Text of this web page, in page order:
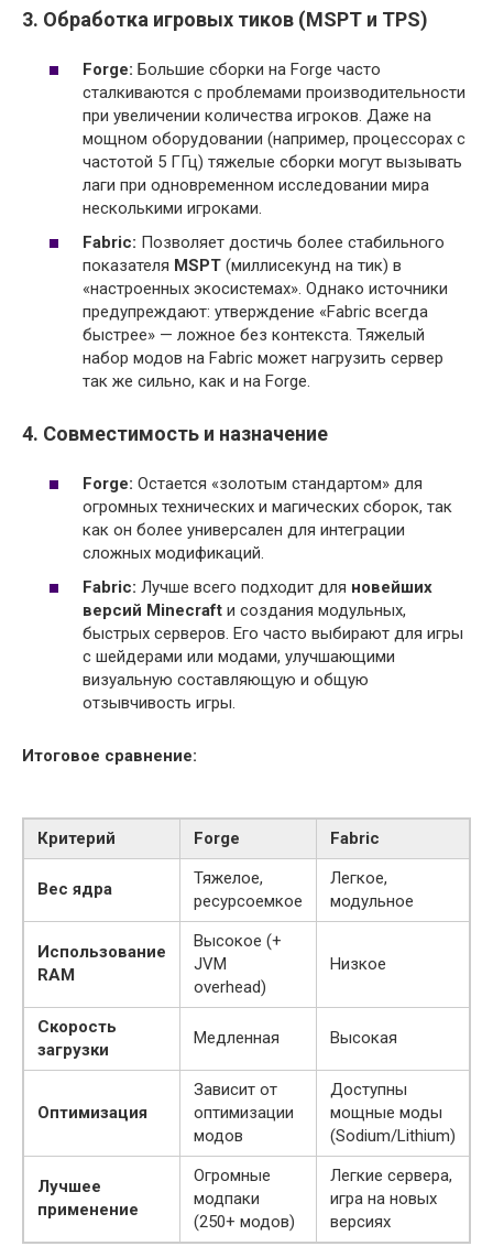
3. Обработка игровых тиков (MSPT и TPS)
Forge: Большие сборки на Forge часто
сталкиваются с проблемами производительности
при увеличении количества игроков. Даже на
мощном оборудовании (например, процессорах с
частотой 5 ГГц) тяжелые сборки могут вызывать
лаги при одновременном исследовании мира
несколькими игроками.
Fabric: Позволяет достичь более стабильного
показателя MSPT (миллисекунд на тик) в
«настроенных экосистемах». Однако источники
предупреждают: утверждение «Fabric всегда
быстрее» — ложное без контекста. Тяжелый
набор модов на Fabric может нагрузить сервер
так же сильно, как и на Forge.
4. Совместимость и назначение
Forge: Остается «золотым стандартом» для
огромных технических и магических сборок, так
как он более универсален для интеграции
сложных модификаций.
Fabric: Лучше всего подходит для новейших
версий Minecraft и создания модульных,
быстрых серверов. Его часто выбирают для игры
с шейдерами или модами, улучшающими
визуальную составляющую и общую
отзывчивость игры.
Итоговое сравнение:
Критерий Forge Fabric
Вес ядра
Тяжелое,
ресурсоемкое
Легкое,
модульное
Использование
RAM
Высокое (+
JVM
overhead)
Низкое
Скорость
загрузки
Медленная Высокая
Оптимизация
Зависит от
оптимизации
модов
Доступны
мощные моды
(Sodium/Lithium)
Лучшее
применение
Огромные
модпаки
(250+ модов)
Легкие сервера,
игра на новых
версиях